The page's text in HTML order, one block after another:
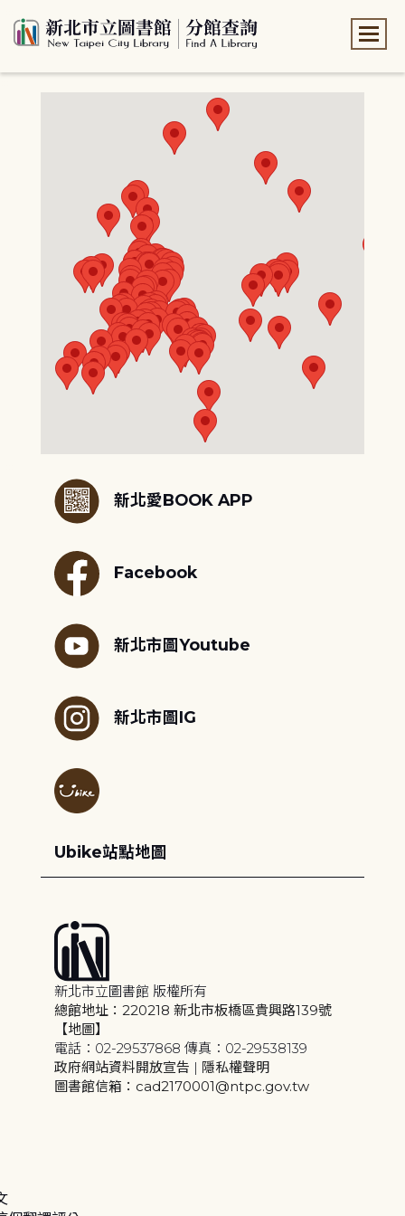
新北愛BOOK APP
Facebook
新北市圖Youtube
新北市圖IG
Ubike站點地圖
新北市立圖書館 版權所有
總館地址：220218 新北市板橋區貴興路139號
【地圖】
電話：02-29537868 傳真：02-29538139
政府網站資料開放宣告 | 隱私權聲明
圖書館信箱：cad2170001@ntpc.gov.tw